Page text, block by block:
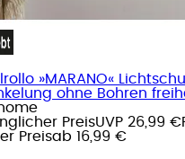
»MARANO«
ohne Bohren
PreisUVP 26,99 €
Preisab 16,99 €